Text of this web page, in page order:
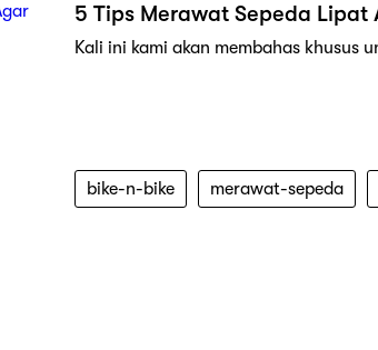
5 Tips Merawat Sepeda Lipat
Kali ini kami akan membahas
bike-n-bike merawat-sepeda